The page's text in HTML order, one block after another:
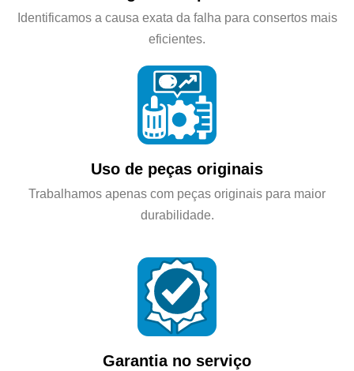
Identificamos a causa exata da falha para consertos mais
eficientes.
Uso de peças originais
Trabalhamos apenas com peças originais para maior
durabilidade.
Garantia no serviço